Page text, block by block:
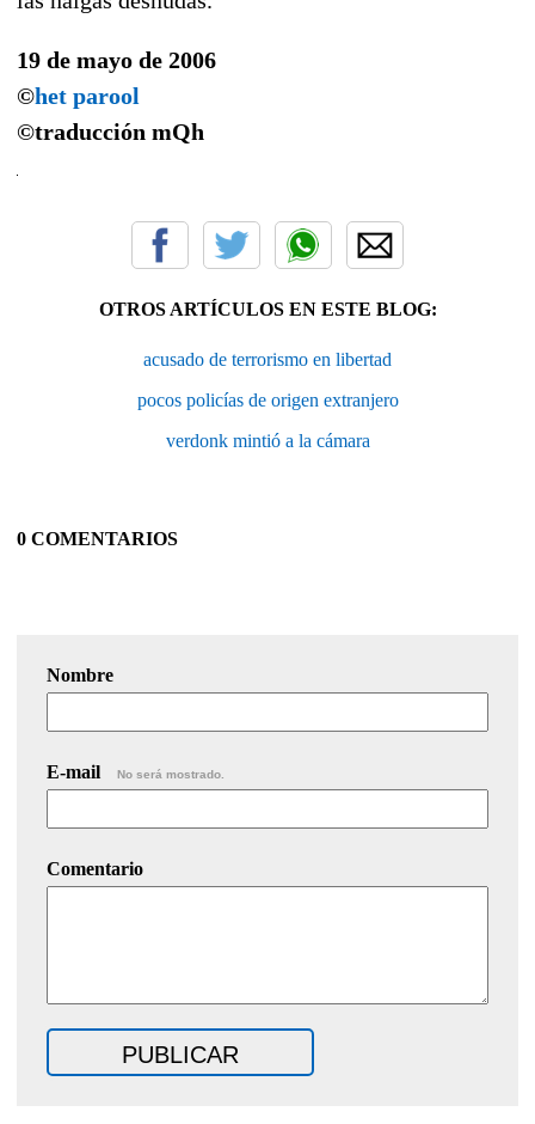
19 de mayo de 2006
©het parool
©traducción mQh
OTROS ARTÍCULOS EN ESTE BLOG:
acusado de terrorismo en libertad
pocos policías de origen extranjero
verdonk mintió a la cámara
0 COMENTARIOS
Nombre
E-mail No será mostrado.
Comentario